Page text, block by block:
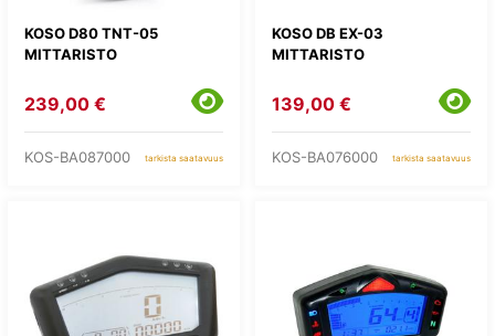
KOSO D80 TNT-05
MITTARISTO
239,00 €
KOS-BA087000 tarkista saatavuus
KOSO DB EX-03
MITTARISTO
139,00 €
KOS-BA076000 tarkista saatavuus